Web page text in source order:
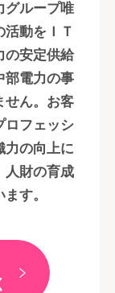
グループ唯
動をＩＴ
の安定供給
部電力の事
せん。お客
ロフェッシ
力の向上に
人財の育成
す。